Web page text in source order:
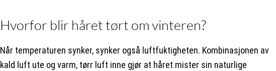
Hvorfor blir håret tørt om vinteren?
Når temperaturen synker, synker også luftfuktigheten. Kombinasjonen av
kald luft ute og varm, tørr luft inne gjør at håret mister sin naturlige